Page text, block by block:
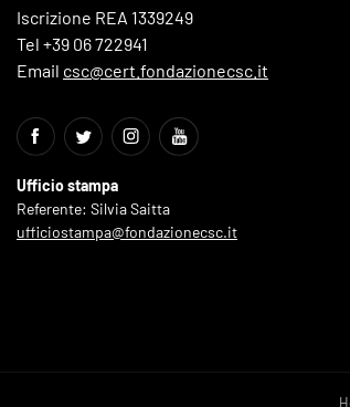
Iscrizione REA 1339249
Tel +39 06 722941
Email csc@cert.fondazionecsc.it
Ufficio stampa
Referente: Silvia Saitta
ufficiostampa@fondazionecsc.it